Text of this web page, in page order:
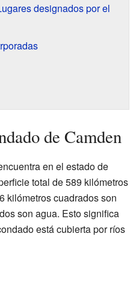
designados por el
de Camden
en el estado de
total de 589 kilómetros
kilómetros cuadrados son
son agua. Esto significa
está cubierta por ríos